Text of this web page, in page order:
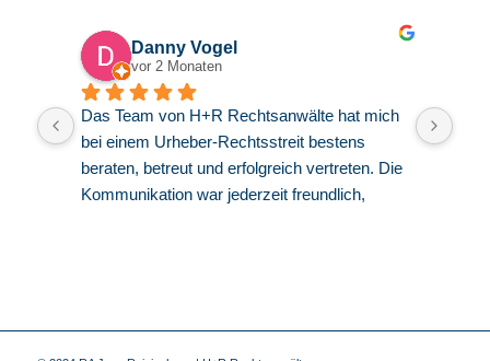
Danny Vogel
vor 2 Monaten
Das Team von H+R Rechtsanwälte hat mich
bei einem Urheber-Rechtsstreit bestens
beraten, betreut und erfolgreich vertreten. Die
Kommunikation war jederzeit freundlich,